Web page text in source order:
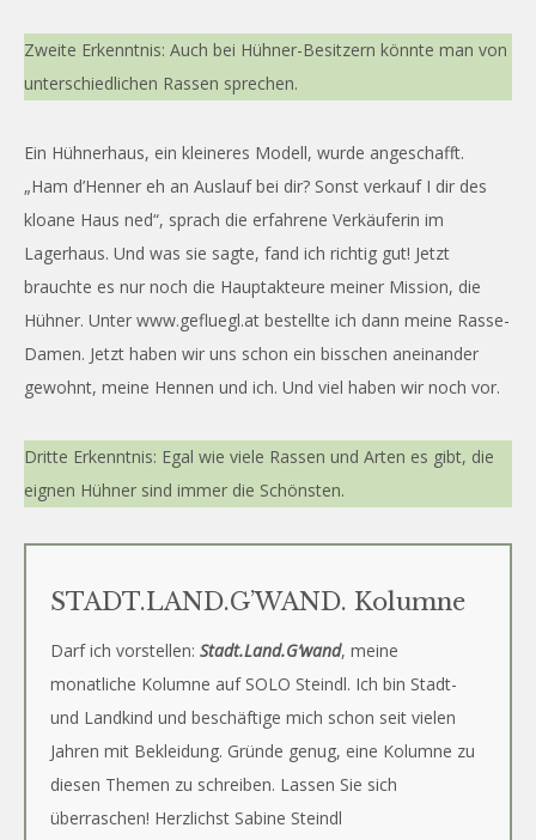
Zweite Erkenntnis: Auch bei Hühner-Besitzern könnte man von
unterschiedlichen Rassen sprechen.
Ein Hühnerhaus, ein kleineres Modell, wurde angeschafft.
„Ham d’Henner eh an Auslauf bei dir? Sonst verkauf I dir des
kloane Haus ned“, sprach die erfahrene Verkäuferin im
Lagerhaus. Und was sie sagte, fand ich richtig gut! Jetzt
brauchte es nur noch die Hauptakteure meiner Mission, die
Hühner. Unter www.gefluegl.at bestellte ich dann meine Rasse-
Damen. Jetzt haben wir uns schon ein bisschen aneinander
gewohnt, meine Hennen und ich. Und viel haben wir noch vor.
Dritte Erkenntnis: Egal wie viele Rassen und Arten es gibt, die
eignen Hühner sind immer die Schönsten.
STADT.LAND.G’WAND. Kolumne
Darf ich vorstellen: Stadt.Land.G’wand, meine
monatliche Kolumne auf SOLO Steindl. Ich bin Stadt-
und Landkind und beschäftige mich schon seit vielen
Jahren mit Bekleidung. Gründe genug, eine Kolumne zu
diesen Themen zu schreiben. Lassen Sie sich
überraschen! Herzlichst Sabine Steindl